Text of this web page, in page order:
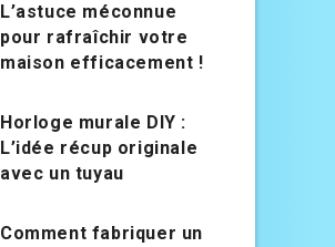
L’astuce méconnue
pour rafraîchir votre
maison efficacement !
Horloge murale DIY :
L’idée récup originale
avec un tuyau
Comment fabriquer un